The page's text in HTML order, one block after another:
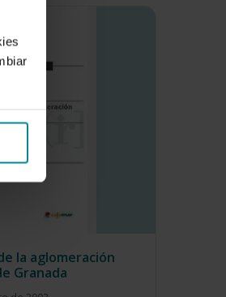
la aglomeración
Granada